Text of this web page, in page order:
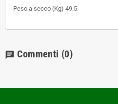
Peso a secco (Kg) 49.5
chat Commenti (0)